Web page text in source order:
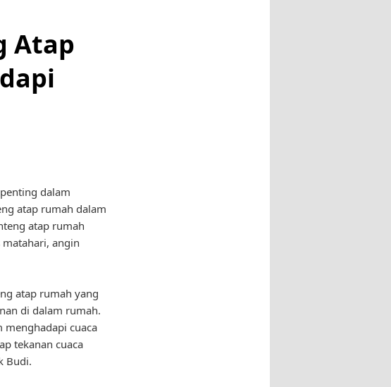
Atap
dalam
atap rumah dalam
atap rumah
angin
atap rumah yang
di dalam rumah.
menghadapi cuaca
tekanan cuaca
Budi.